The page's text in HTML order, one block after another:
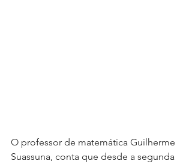
O professor de matemática Guilherme
Suassuna, conta que desde a segunda